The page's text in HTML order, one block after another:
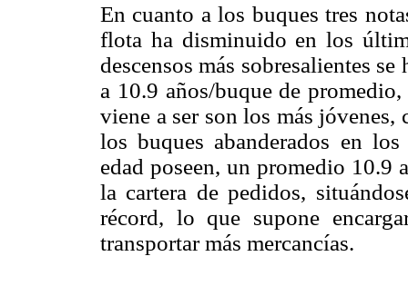
En cuanto a los buques tres
flota ha disminuido en los
descensos más sobresalientes
a 10.9 años/buque de
viene a ser son los más
los buques abanderados en
edad poseen, un promedio 10.9
la cartera de pedidos,
récord, lo que supone
transportar más mercancías.